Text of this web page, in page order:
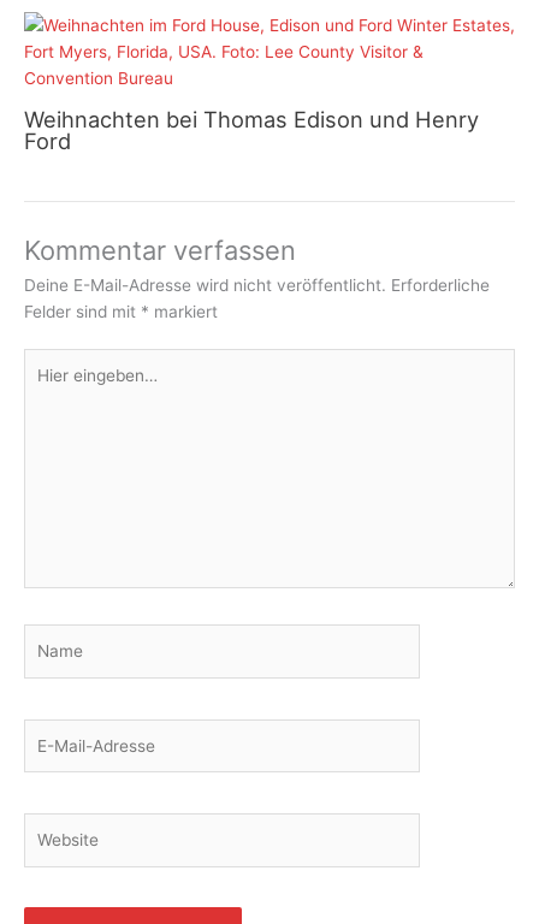
Weihnachten bei Thomas Edison und Henry
Ford
Kommentar verfassen
Deine E-Mail-Adresse wird nicht veröffentlicht. Erforderliche
Felder sind mit * markiert
eingeben…
Mail-